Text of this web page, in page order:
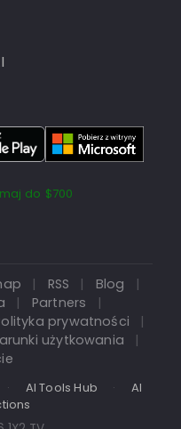
do $700
| RSS | Blog
|
| Partners
|
prywatności
|
użytkowania
|
· AI Tools Hub ·
AI